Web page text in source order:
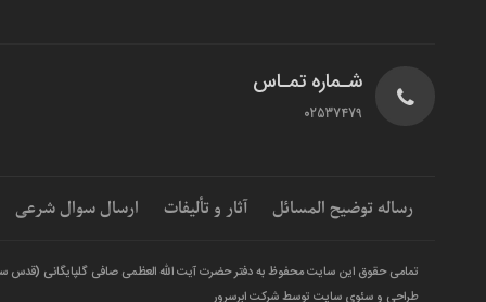
شـماره تمـاس
02537479
رساله توضیح المسائل آثار و تألیفات ارسال سوال شرعی
تمامی حقوق این سایت محفوظ به دفتر حضرت آیت الله العظمی صافی گلپایگانی (قدس
طراحی و سئوی سایت توسط شرکت ابرسرور